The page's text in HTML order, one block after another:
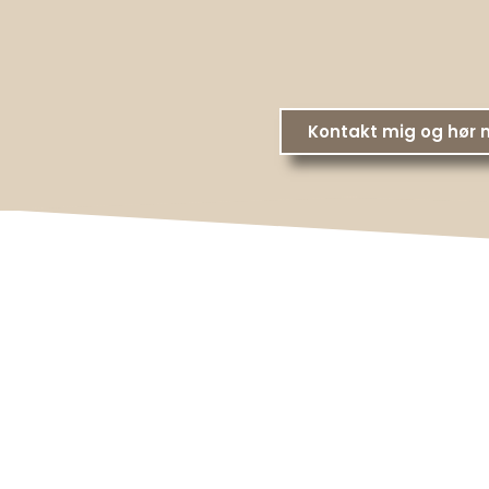
Kontakt mig og hør